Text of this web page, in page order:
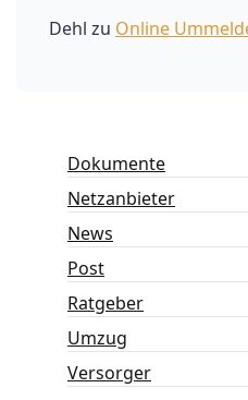
Dehl zu Online
Dokumente
Netzanbieter
News
Post
Ratgeber
Umzug
Versorger